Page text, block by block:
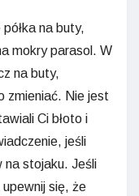
na buty,
mokry parasol. W
na buty,
zmieniać. Nie jest
Ci błoto i
jeśli
na stojaku. Jeśli
się, że